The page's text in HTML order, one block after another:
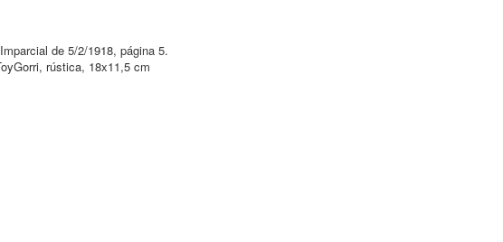
de 5/2/1918, página 5.
rústica, 18x11,5 cm